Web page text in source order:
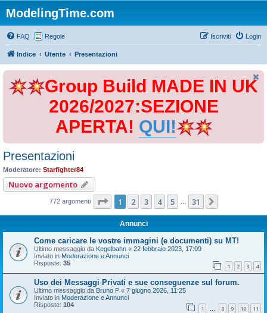
ModelingTime.com
FAQ Regole Login
Iscriviti
Indice Utente Presentazioni
Group Build MADE IN UK
2026/2027:SEZIONE
APERTA! QUI!
Presentazioni
Moderatore: Starfighter84
Nuovo argomento
772 argomenti Pagina di 31
1 2 3 4 5 31
Annunci
Come caricare le vostre immagini (e documenti) su MT!
Ultimo messaggio da Kegelbahn « 22 febbraio 2023, 17:09
Inviato in Moderazione e Annunci
Risposte: 35 1 2 3 4
Uso dei Messaggi Privati e sue conseguenze sul forum.
Ultimo messaggio da Bruno P « 7 giugno 2026, 11:25
Inviato in Moderazione e Annunci
Risposte: 104 1 … 8 9 10 11